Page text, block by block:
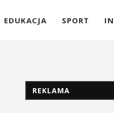
EDUKACJA SPORT
REKLAMA